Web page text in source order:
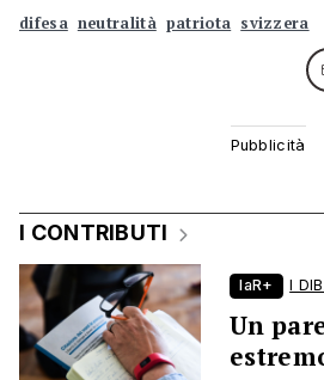
difesa neutralità patriota svizzera
I CONTRIBUTI
laR+ I
Un